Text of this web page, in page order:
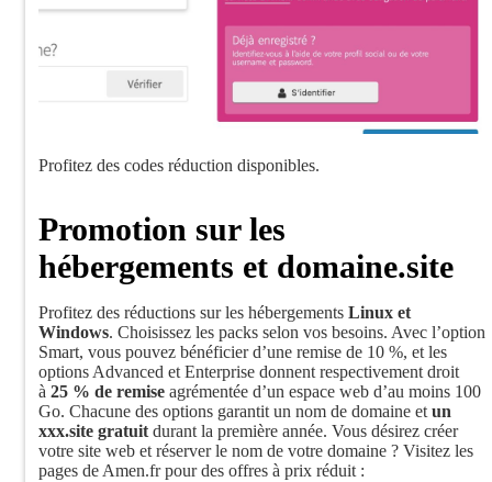
Profitez des codes réduction disponibles.
Promotion sur les
hébergements et domaine.site
Profitez des réductions sur les hébergements Linux et
Windows. Choisissez les packs selon vos besoins. Avec l’option
Smart, vous pouvez bénéficier d’une remise de 10 %, et les
options Advanced et Enterprise donnent respectivement droit
à 25 % de remise agrémentée d’un espace web d’au moins 100
Go. Chacune des options garantit un nom de domaine et un
xxx.site gratuit durant la première année. Vous désirez créer
votre site web et réserver le nom de votre domaine ? Visitez les
pages de Amen.fr pour des offres à prix réduit :